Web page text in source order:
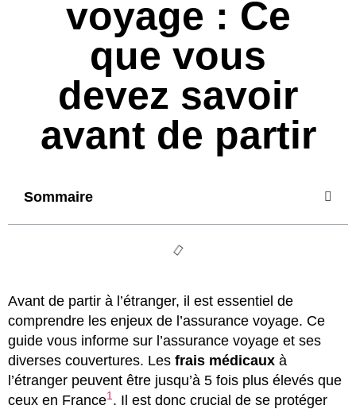
voyage : Ce
que vous
devez savoir
avant de partir
Sommaire
Avant de partir à l’étranger, il est essentiel de
comprendre les enjeux de l’assurance voyage. Ce
guide vous informe sur l’assurance voyage et ses
diverses couvertures. Les frais médicaux à
l’étranger peuvent être jusqu’à 5 fois plus élevés que
ceux en France1 . Il est donc crucial de se protéger